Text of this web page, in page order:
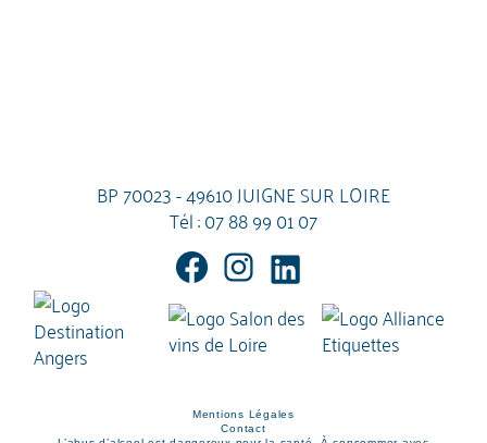
BP 70023 - 49610 JUIGNE SUR LOIRE
Tél :07 88 99 01 07
Mentions Légales
Contact